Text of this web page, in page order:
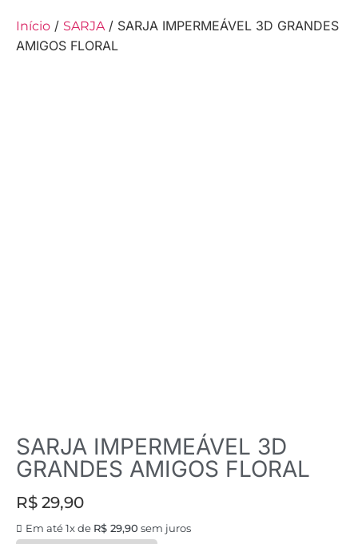
Início / SARJA/ SARJA IMPERMEÁVEL 3D GRANDES
AMIGOS FLORAL
SARJA IMPERMEÁVEL 3D
GRANDES AMIGOS FLORAL
R$ 29,90
Em até 1x de R$ 29,90 sem juros